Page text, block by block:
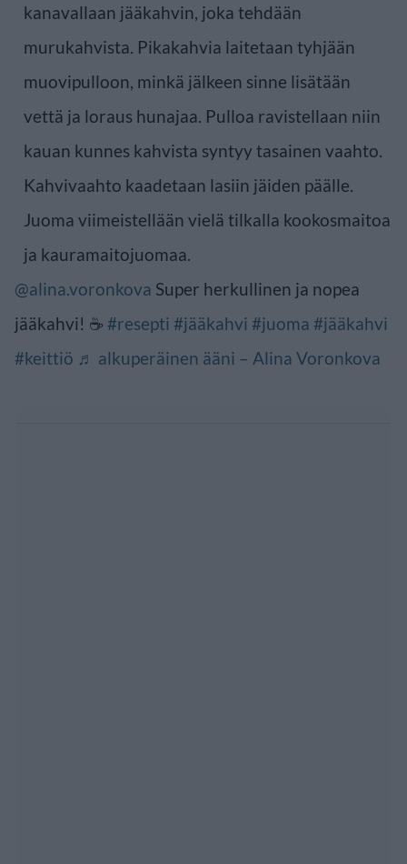
kanavallaan jääkahvin, joka tehdään
murukahvista. Pikakahvia laitetaan tyhjään
muovipulloon, minkä jälkeen sinne lisätään
vettä ja loraus hunajaa. Pulloa ravistellaan niin
kauan kunnes kahvista syntyy tasainen vaahto.
Kahvivaahto kaadetaan lasiin jäiden päälle.
Juoma viimeistellään vielä tilkalla kookosmaitoa
ja kauramaitojuomaa.
@alina.voronkova Super herkullinen ja nopea
jääkahvi! ☕️ #resepti #jääkahvi #juoma #jääkahvi
#keittiö ♬ alkuperäinen ääni – Alina Voronkova